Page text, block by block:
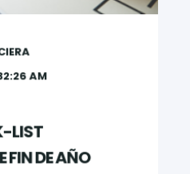
AM
LIST
FIN DE AÑO